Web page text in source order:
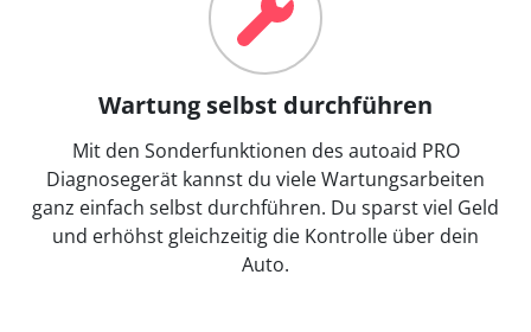
Wartung selbst durchführen
Mit den Sonderfunktionen des autoaid PRO
Diagnosegerät kannst du viele Wartungsarbeiten
ganz einfach selbst durchführen. Du sparst viel Geld
und erhöhst gleichzeitig die Kontrolle über dein
Auto.